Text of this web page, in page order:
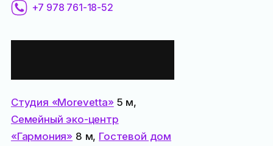
+7 978 761-18-52
Студия «Morevetta»5 м,
Семейный эко-центр
«Гармония» 8 м, Гостевой дом